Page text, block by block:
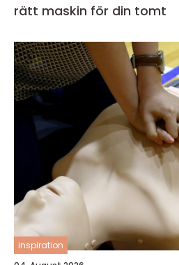
rätt maskin för din tomt
inspiration